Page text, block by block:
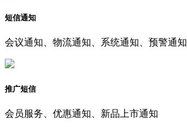
短信通知
会议通知、物流通知、系统通知、预警通知
推广短信
会员服务、优惠通知、新品上市通知